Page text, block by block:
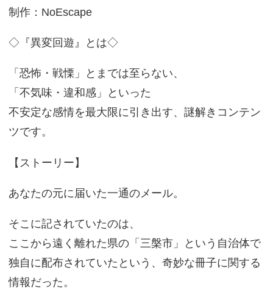
制作：NoEscape
◇『異変回遊』とは◇
「恐怖・戦慄」とまでは至らない、
「不気味・違和感」といった
不安定な感情を最大限に引き出す、謎解きコンテン
ツです。
【ストーリー】
あなたの元に届いた一通のメール。
そこに記されていたのは、
ここから遠く離れた県の「三槃市」という自治体で
独自に配布されていたという、奇妙な冊子に関する
情報だった。